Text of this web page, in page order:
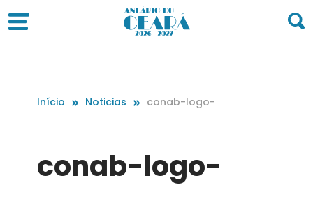
Início Noticias conab-logo-
conab-logo-